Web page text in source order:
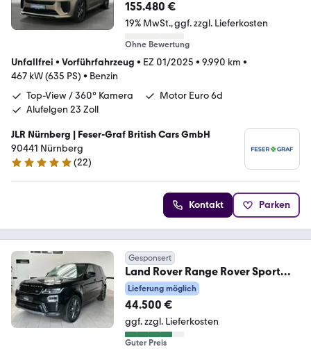
155.480 €
19% MwSt. ggf. zzgl. Lieferkosten
Ohne Bewertung
Unfallfrei • Vorführfahrzeug • EZ 01/2025 • 9.990 km •
467 kW (635 PS) • Benzin
Top-View / 360° Kamera
Motor Euro 6d
Alufelgen 23 Zoll
JLR Nürnberg | Feser-Graf British Cars GmbH
90441 Nürnberg
5 Sterne
(22)
Kontakt Parken
Gesponsert
Land Rover Range Rover Sport
D250 S Navi*Leder*LED*21Zoll*
Lieferung möglich
44.500 €
ggf. zzgl. Lieferkosten
Guter Preis